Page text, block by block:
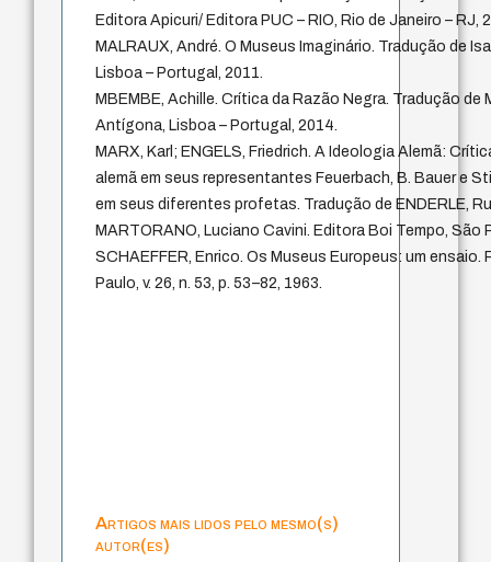
Editora Apicuri/ Editora PUC – RIO, Rio de Janeiro – RJ,
MALRAUX, André. O Museus Imaginário. Tradução de
Lisboa – Portugal, 2011.
MBEMBE, Achille. Crítica da Razão Negra. Tradução de
Antígona, Lisboa – Portugal, 2014.
MARX, Karl; ENGELS, Friedrich. A Ideologia Alemã:
alemã em seus representantes Feuerbach, B. Bauer e
em seus diferentes profetas. Tradução de ENDERLE,
MARTORANO, Luciano Cavini. Editora Boi Tempo, São
SCHAEFFER, Enrico. Os Museus Europeus: um
Paulo, v. 26, n. 53, p. 53–82, 1963.
Artigos mais lidos pelo mesmo(s)
autor(es)